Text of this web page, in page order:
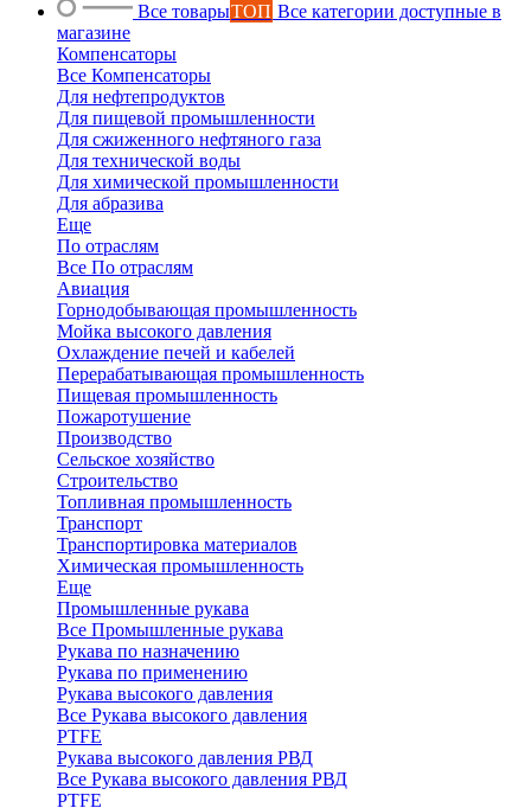
Все товарыТОП Все категории доступные в
магазине
Компенсаторы
Все Компенсаторы
Для нефтепродуктов
Для пищевой промышленности
Для сжиженного нефтяного газа
Для технической воды
Для химической промышленности
Для абразива
Еще
По отраслям
Все По отраслям
Авиация
Горнодобывающая промышленность
Мойка высокого давления
Охлаждение печей и кабелей
Перерабатывающая промышленность
Пищевая промышленность
Пожаротушение
Производство
Сельское хозяйство
Строительство
Топливная промышленность
Транспорт
Транспортировка материалов
Химическая промышленность
Еще
Промышленные рукава
Все Промышленные рукава
Рукава по назначению
Рукава по применению
Рукава высокого давления
Все Рукава высокого давления
PTFE
Рукава высокого давления РВД
Все Рукава высокого давления РВД
PTFE